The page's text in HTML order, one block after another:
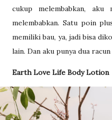
cukup melembabkan, aku
melembabkan. Satu poin
memiliki bau, ya, jadi bisa
lain. Dan aku punya dua racun
Earth Love Life Body Lotion